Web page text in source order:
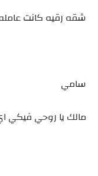
شقه رقيه كانت
سامي
مالك يا روحي فيكي